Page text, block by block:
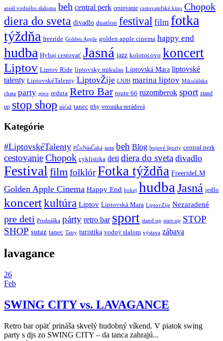
areál vodného slalomu beh central perk cestovanie cestovateľské kino Chopok
diera do sveta divadlo duatlon festival film fotka
týždňa freeride Golden Apple golden apple cinema happy end
hudba Hybaj cestovať Jasná jazz kolotocovo koncert
Liptov Liptov Ride liptovsky mikulas Liptovská Mara liptovské
talenty LiptovskéTalenty LiptovŽije LNJH marina liptov Mikulášska
chata party pivo reduta Retro Bar route 66 ruzomberok sport stand
up stop shop súťaž tanec trhy veronika nerádová
Kategórie
#LiptovskéTalenty #ČoNásČaká auta beh Blog bojové športy central perk
cestovanieChopok cyklistika deti diera do sveta divadlo
Festival filmfolklórFotka týždňa FreerideLM
Golden Apple Cinema Happy End hokej hudba Jasná jedlo
koncertkultúra Liptov Liptovská Mara LiptovZije Nezaradené
pre deti Prednáška párty retro bar sport stand up start-up STOP
SHOP sutaz tanec Tatry turistika vodný slalom výstava zábava
lavagance
26
Feb
SWING CITY vs. LAVAGANCE
Retro bar opäť prináša skvelý hudobný víkend. V piatok swing
party s djs zo SWING CITY – da tanca zahrajú...